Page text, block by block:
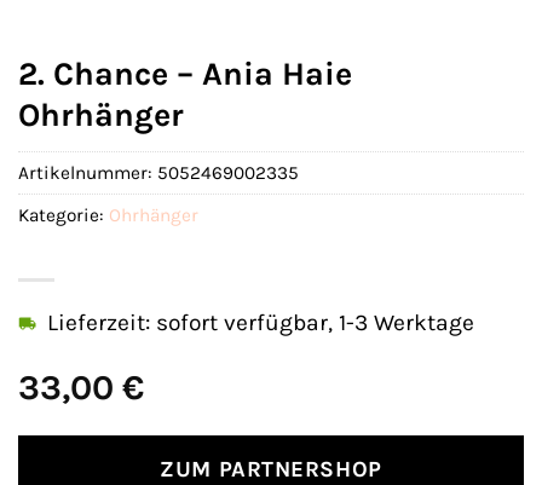
2. Chance – Ania Haie
Ohrhänger
33,00 €
Lieferzeit: sofort verfügbar, 1-3 Werktage
ZUM PARTNERSHOP
Artikelnummer: 5052469002335
Kategorie: Ohrhänger